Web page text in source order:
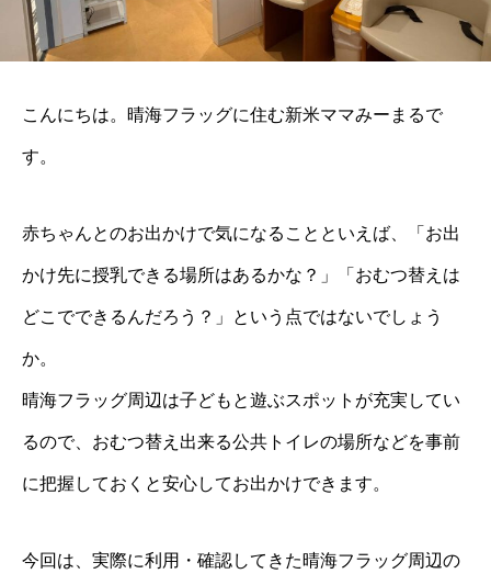
こんにちは。晴海フラッグに住む新米ママみーまるで
す。
赤ちゃんとのお出かけで気になることといえば、「お出
かけ先に授乳できる場所はあるかな？」「おむつ替えは
どこでできるんだろう？」という点ではないでしょう
か。
晴海フラッグ周辺は子どもと遊ぶスポットが充実してい
るので、おむつ替え出来る公共トイレの場所などを事前
に把握しておくと安心してお出かけできます。
今回は、実際に利用・確認してきた晴海フラッグ周辺の